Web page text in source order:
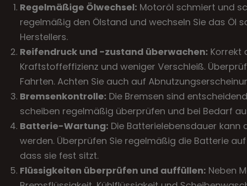
Regelmäßige Ölwechsel: Motoröl schmiert und
regelmäßig den Ölstand und wechseln Sie das Öl
Herstellers.
Reifendruck und -zustand überwachen: Korrekt
Kraftstoffeffizienz und weniger Verschleiß.
Fahrten. Achten Sie auch auf
Bremsenkontrolle: Die Bremsen sind
scheiben regelmäßig überprüfen und bei Bedarf
Batterie-Wartung: Die Batterielebensdauer
werden. Überprüfen Sie regelmäßig die Batterie
dass sie fest sitzt.
Flüssigkeiten überprüfen und auffüllen: Neben